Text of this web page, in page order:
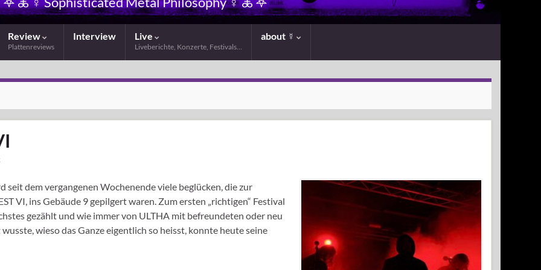
Review
Plattenreviews
Interview Live
Liveberichte, Konzerte, Festivals…
about ☿
dem vergangenen Wochenende viele beglücken, die zur
VI, ins Gebäude 9 gepilgert waren. Zum ersten „richtigen“ Festival
gezählt und wie immer von ULTHA mit befreundeten oder neu
wieso das Ganze eigentlich so heisst, konnte heute seine